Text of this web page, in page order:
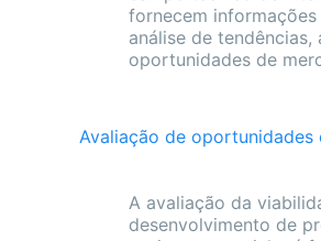
fornecem
análise de
oportunidades de
Avaliação de
A avaliação da
desenvolvimento de